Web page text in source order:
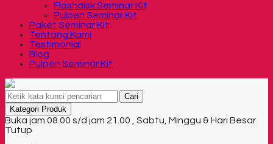
Flashdisk Seminar Kit
Pulpen Seminar Kit
Paket Seminar Kit
Tentang Kami
Testimonial
Blog
Pulpen Seminar Kit
Cari
Kategori Produk
Buka jam 08.00 s/d jam 21.00 , Sabtu, Minggu & Hari Besar
Tutup